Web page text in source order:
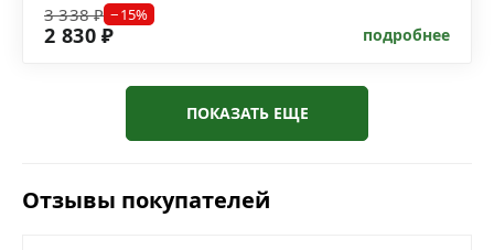
3 338 ₽ −15%
2 830 ₽ подробнее
ПОКАЗАТЬ ЕЩЕ
Отзывы покупателей